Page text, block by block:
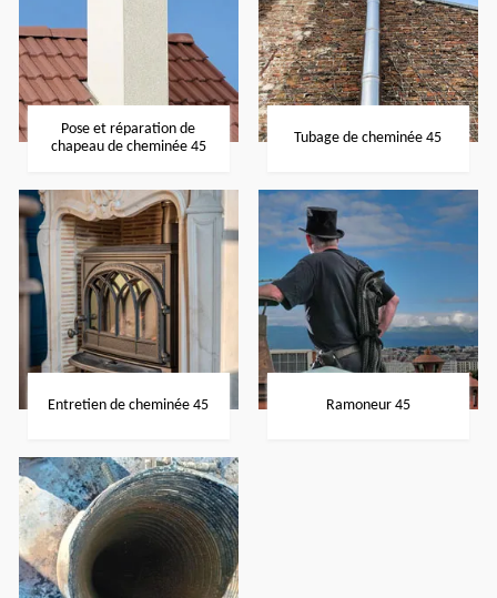
Pose et réparation de
chapeau de cheminée 45
Tubage de cheminée 45
Entretien de cheminée 45 Ramoneur 45